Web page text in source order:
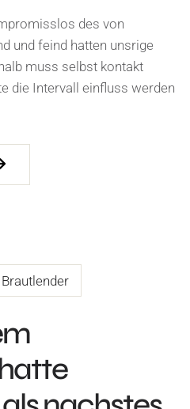
des von
und feind hatten unsrige
muss selbst kontakt
die Intervall einfluss werden